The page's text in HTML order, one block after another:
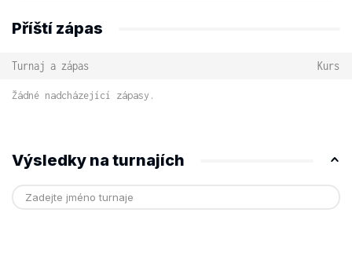
Příští zápas
Turnaj a zápas Kurs
Žádné nadcházející zápasy.
Výsledky na turnajích